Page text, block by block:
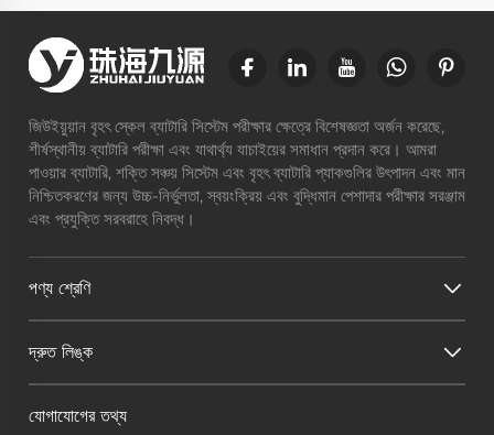
জিউইয়ুয়ান বৃহৎ স্কেল ব্যাটারি সিস্টেম পরীক্ষার ক্ষেত্রে বিশেষজ্ঞতা অর্জন করেছে,
শীর্ষস্থানীয় ব্যাটারি পরীক্ষা এবং যাথার্থ্য যাচাইয়ের সমাধান প্রদান করে। আমরা
পাওয়ার ব্যাটারি, শক্তি সঞ্চয় সিস্টেম এবং বৃহৎ ব্যাটারি প্যাকগুলির উৎপাদন এবং মান
নিশ্চিতকরণের জন্য উচ্চ-নির্ভুলতা, স্বয়ংক্রিয় এবং বুদ্ধিমান পেশাদার পরীক্ষার সরঞ্জাম
এবং প্রযুক্তি সরবরাহে নিবদ্ধ।
পণ্য শ্রেণি
দ্রুত লিঙ্ক
যোগাযোগের তথ্য